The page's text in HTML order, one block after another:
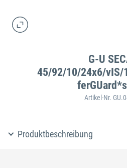
G-U
45/92/10/24x6/vIS/
Artikel-Nr.
Produktbeschreibung